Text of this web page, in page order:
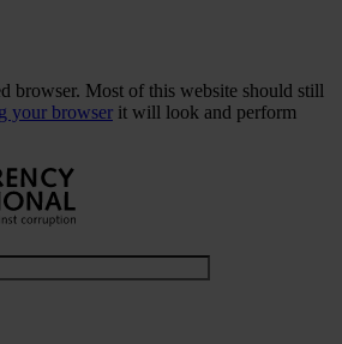
browser. Most of this website should still
your browser it will look and perform